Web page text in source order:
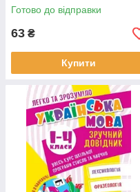
Готово до відправки
63 ₴
Купити